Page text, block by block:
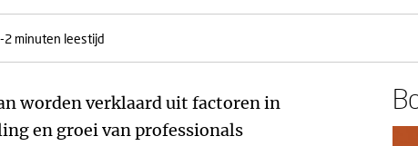
2 minuten leestijd
worden verklaard uit factoren in
en groei van professionals